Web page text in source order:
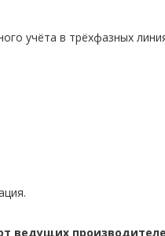
учёта в трёхфазных
ведущих